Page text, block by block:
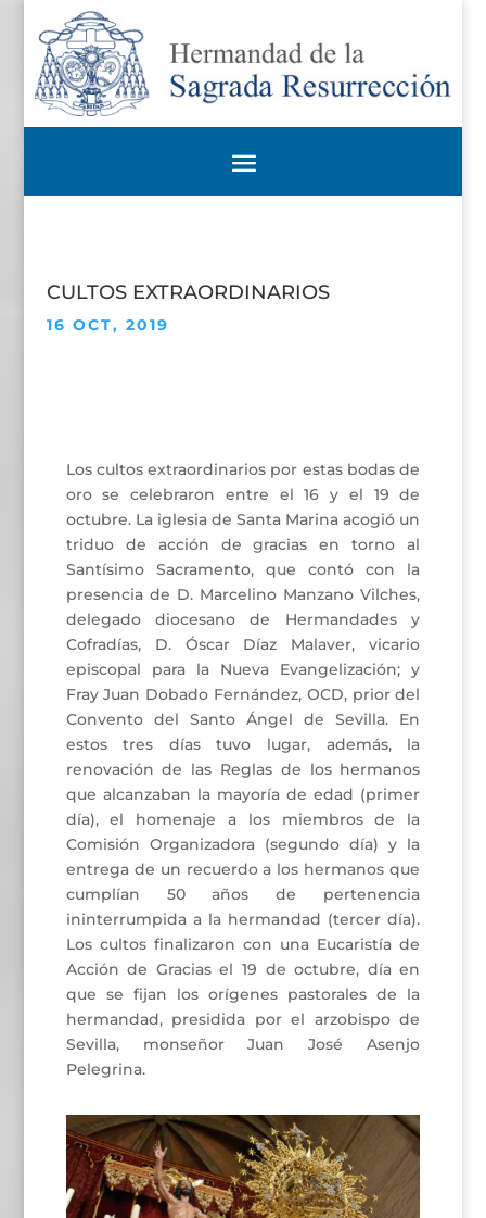
CULTOS EXTRAORDINARIOS
16 OCT, 2019
Los cultos extraordinarios por estas bodas de
oro se celebraron entre el 16 y el 19 de
octubre. La iglesia de Santa Marina acogió un
triduo de acción de gracias en torno al
Santísimo Sacramento, que contó con la
presencia de D. Marcelino Manzano Vilches,
delegado diocesano de Hermandades y
Cofradías, D. Óscar Díaz Malaver, vicario
episcopal para la Nueva Evangelización; y
Fray Juan Dobado Fernández, OCD, prior del
Convento del Santo Ángel de Sevilla. En
estos tres días tuvo lugar, además, la
renovación de las Reglas de los hermanos
que alcanzaban la mayoría de edad (primer
día), el homenaje a los miembros de la
Comisión Organizadora (segundo día) y la
entrega de un recuerdo a los hermanos que
cumplían 50 años de pertenencia
ininterrumpida a la hermandad (tercer día).
Los cultos finalizaron con una Eucaristía de
Acción de Gracias el 19 de octubre, día en
que se fijan los orígenes pastorales de la
hermandad, presidida por el arzobispo de
Sevilla, monseñor Juan José Asenjo
Pelegrina.